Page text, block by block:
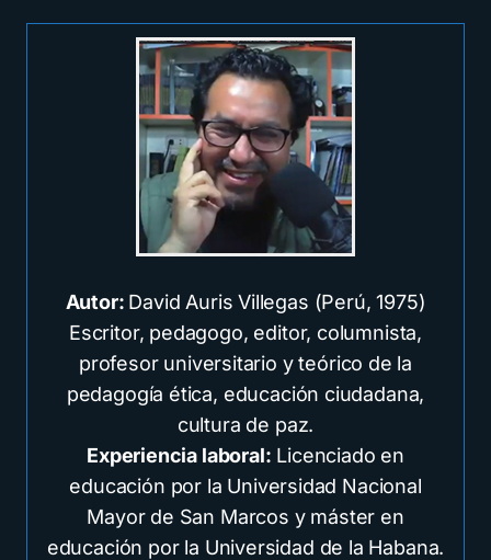
Autor: David Auris Villegas (Perú, 1975)
Escritor, pedagogo, editor, columnista,
profesor universitario y teórico de la
pedagogía ética, educación ciudadana,
cultura de paz.
Experiencia laboral: Licenciado en
educación por la Universidad Nacional
Mayor de San Marcos y máster en
educación por la Universidad de la Habana.